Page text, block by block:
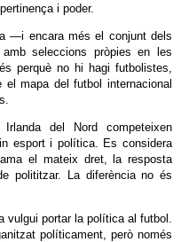
i poder.
—i encara més el conjunt dels
seleccions pròpies en les
perquè no hi hagi futbolistes,
mapa del futbol internacional
del Nord competeixen
esport i política. Es considera
el mateix dret, la resposta
polititzar. La diferència no és
vulgui portar la política al futbol.
políticament, però només